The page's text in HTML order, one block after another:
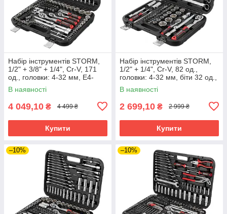
Набір інструментів STORM,
1/2" + 3/8" + 1/4", Cr-V, 171
од., головки: 4-32 мм, E4-
E24, біти 74 од., подовж.
головки: 4-22 мм, кейс
В наявності
4 049,10 ₴ 4 499 ₴
Купити
Набір інструментів STORM,
1/2" + 1/4", Cr-V, 82 од.,
головки: 4-32 мм, біти 32 од.,
ключі: 8-22 мм, кейс
INTERTOOL ET-8082
В наявності
2 699,10 ₴ 2 999 ₴
Купити
–10% –10%